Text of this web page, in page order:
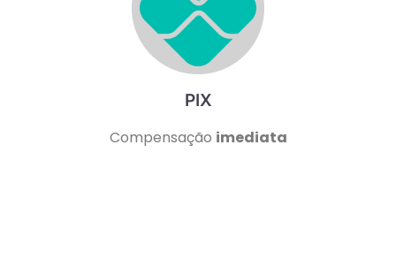
PIX
Compensação imediata